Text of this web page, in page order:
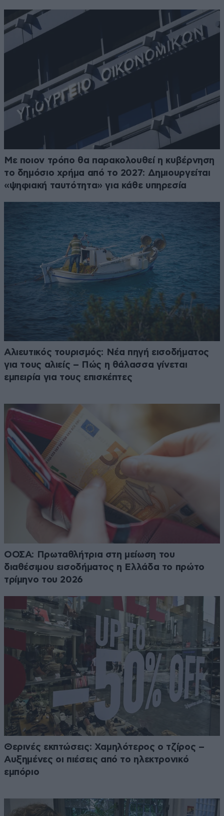
Με ποιον τρόπο θα παρακολουθεί η κυβέρνηση
το δημόσιο χρήμα από το 2027: Δημιουργείται
«ψηφιακή ταυτότητα» για κάθε υπηρεσία
Αλιευτικός τουρισμός: Νέα πηγή εισοδήματος
για τους αλιείς – Πώς η θάλασσα γίνεται
εμπειρία για τους επισκέπτες
ΟΟΣΑ: Πρωταθλήτρια στη μείωση του
διαθέσιμου εισοδήματος η Ελλάδα το πρώτο
τρίμηνο του 2026
Θερινές εκπτώσεις: Χαμηλότερος ο τζίρος –
Αυξημένες οι πιέσεις από το ηλεκτρονικό
εμπόριο